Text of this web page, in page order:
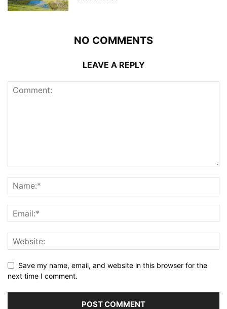
NO COMMENTS
LEAVE A REPLY
Save my name, email, and website in this browser for the
next time I comment.